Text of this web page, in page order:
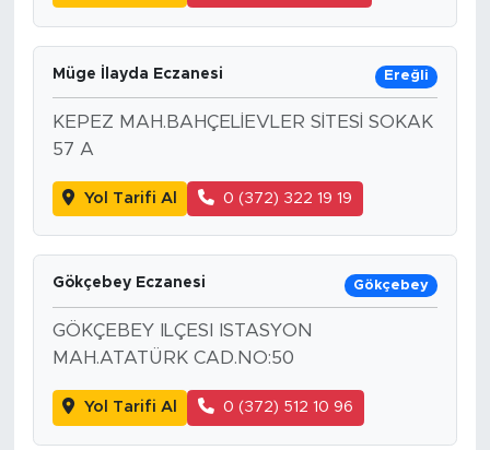
Müge İlayda Eczanesi Ereğli
KEPEZ MAH.BAHÇELİEVLER SİTESİ SOKAK
57 A
Yol Tarifi Al 0 (372) 322 19 19
Gökçebey Eczanesi Gökçebey
GÖKÇEBEY ILÇESI ISTASYON
MAH.ATATÜRK CAD.NO:50
Yol Tarifi Al 0 (372) 512 10 96